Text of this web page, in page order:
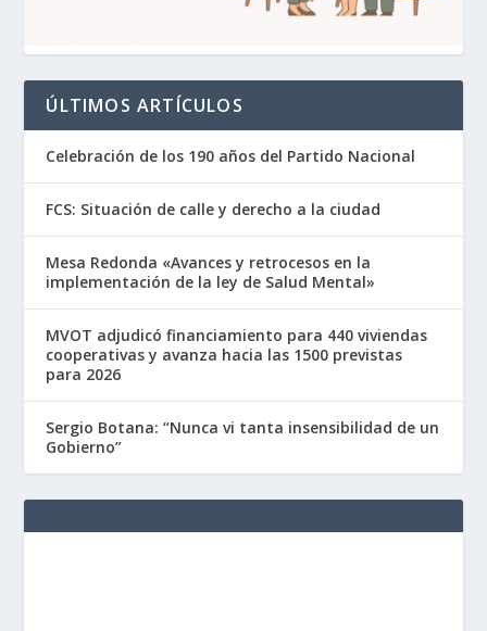
ÚLTIMOS ARTÍCULOS
Celebración de los 190 años del Partido Nacional
FCS: Situación de calle y derecho a la ciudad
Mesa Redonda «Avances y retrocesos en la
implementación de la ley de Salud Mental»
MVOT adjudicó financiamiento para 440 viviendas
cooperativas y avanza hacia las 1500 previstas
para 2026
Sergio Botana: “Nunca vi tanta insensibilidad de un
Gobierno”